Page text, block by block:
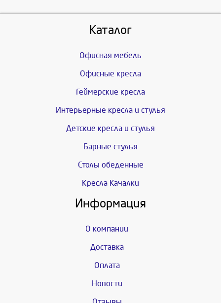
Каталог
Офисная мебель
Офисные кресла
Геймерские кресла
Интерьерные кресла и стулья
Детские кресла и стулья
Барные стулья
Столы обеденные
Кресла Качалки
Информация
О компании
Доставка
Оплата
Новости